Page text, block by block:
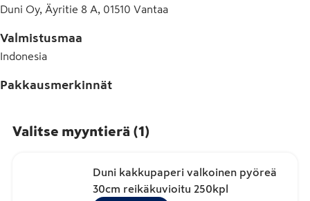
Duni Oy, Äyritie 8 A, 01510 Vantaa
Valmistusmaa
Indonesia
Pakkausmerkinnät
Valitse myyntierä (1)
Duni kakkupaperi valkoinen pyöreä
30cm reikäkuvioitu 250kpl